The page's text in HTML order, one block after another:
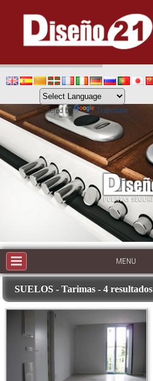
Powered by Translate
MENU
SUELOS - Tarimas - 4 resultados